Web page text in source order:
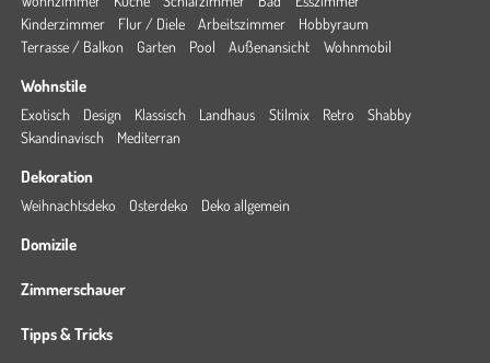
Kinderzimmer
Flur / Diele Arbeitszimmer
Hobbyraum
Terrasse / Balkon
Garten Pool Außenansicht Wohnmobil
Wohnstile
Exotisch Design Klassisch Landhaus Stilmix Retro
Shabby
Skandinavisch
Mediterran
Dekoration
Weihnachtsdeko Osterdeko Deko allgemein
Domizile
Zimmerschauer
Tipps & Tricks